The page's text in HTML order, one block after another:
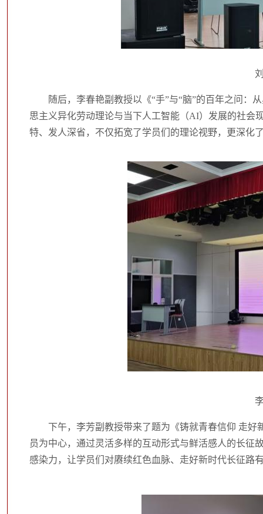
随后，李春艳副教授以《“手”与“脑”的百年之问
思主义异化劳动理论与当下人工智能（AI）发展的社会
特、发人深省，不仅拓宽了学员们的理论视野，更深化
下午，李芳副教授带来了题为《铸就青春信仰 走
员为中心，通过灵活多样的互动形式与鲜活感人的长征
感染力，让学员们对赓续红色血脉、走好新时代长征路